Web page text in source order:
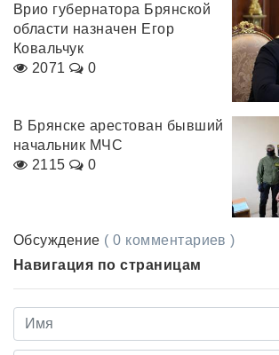
Врио губернатора Брянской
области назначен Егор
Ковальчук
2071
0
В Брянске арестован бывший
начальник МЧС
2115
0
Обсуждение ( 0 комментариев )
Навигация по страницам